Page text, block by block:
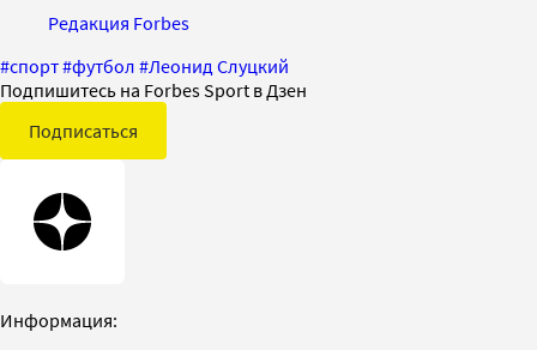
Редакция Forbes
#спорт#футбол #Леонид Слуцкий
Подпишитесь на Forbes Sport в Дзен
Подписаться
Информация: